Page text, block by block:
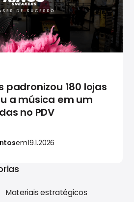
padronizou 180 lojas
a música em um
no PDV
em19.1.2026
Materiais estratégicos